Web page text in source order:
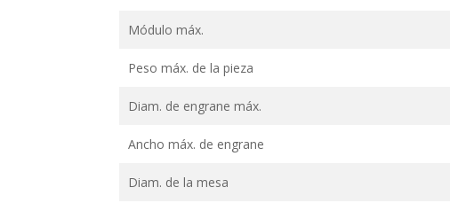
Módulo máx.
Peso máx. de la pieza
Diam. de engrane máx.
Ancho máx. de engrane
Diam. de la mesa